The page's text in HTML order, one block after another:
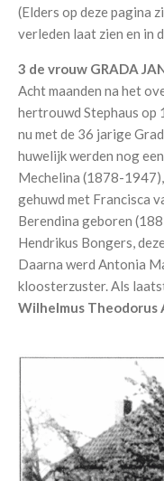
(Elders op deze pagina
verleden laat zien en in
3 de vrouw GRADA
Acht maanden na het
hertrouwd Stephaus op
nu met de 36 jarige
huwelijk werden nog
Mechelina (1878-
gehuwd met Francisca
Berendina geboren
Hendrikus Bongers,
Daarna werd Antonia
kloosterzuster. Als
Wilhelmus Theodorus